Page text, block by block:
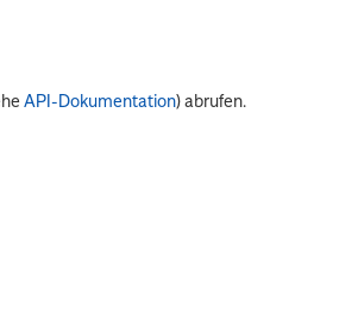
API-Dokumentation) abrufen.